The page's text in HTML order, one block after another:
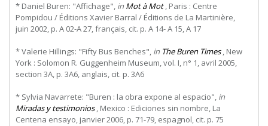
* Daniel Buren: "Affichage", in Mot à Mot, Paris : Centre
Pompidou / Éditions Xavier Barral / Éditions de La Martinière,
juin 2002, p. A 02-A 27, français, cit. p. A 14- A 15, A 17
* Valerie Hillings: "Fifty Bus Benches", in The Buren Times, New
York : Solomon R. Guggenheim Museum, vol. I, n° 1, avril 2005,
section 3A, p. 3A6, anglais, cit. p. 3A6
* Sylvia Navarrete: "Buren : la obra expone al espacio", in
Miradas y testimonios, Mexico : Ediciones sin nombre, La
Centena ensayo, janvier 2006, p. 71-79, espagnol, cit. p. 75